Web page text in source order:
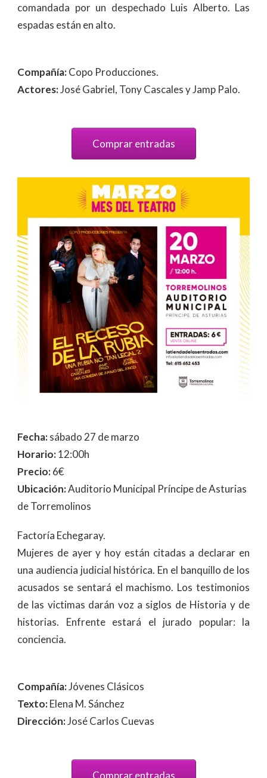
comandada por un despechado Luis Alberto. Las
espadas están en alto.
Compañía:Copo Producciones.
Actores:José Gabriel, Tony Cascales y Jamp Palo.
Comprar entradas
Fecha:sábado 27 de marzo
Horario:12:00h
Precio:6€
Ubicación:Auditorio Municipal Príncipe de Asturias
de Torremolinos
Factoría Echegaray.
Mujeres de ayer y hoy están citadas a declarar en
una audiencia judicial histórica. En el banquillo de los
acusados se sentará el machismo. Los testimonios
de las victimas darán voz a siglos de Historia y de
historias. Enfrente estará el jurado popular: la
conciencia.
Compañía:Jóvenes Clásicos
Texto:Elena M. Sánchez
Dirección:José Carlos Cuevas